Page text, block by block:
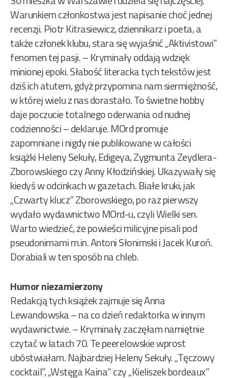
Warunkiem członkostwa jest napisanie choć jednej
recenzji. Piotr Kitrasiewicz, dziennikarz i poeta, a
także członek klubu, stara się wyjaśnić „Aktivistowi”
fenomen tej pasji. – Kryminały oddają wdzięk
minionej epoki. Słabość literacka tych tekstów jest
dziś ich atutem, gdyż przypomina nam siermiężność,
w której wielu z nas dorastało. To świetne hobby
daje poczucie totalnego oderwania od nudnej
codzienności – deklaruje. MOrd promuje
zapomniane i nigdy nie publikowane w całości
książki Heleny Sekuły, Edigeya, Zygmunta Zeydlera-
Zborowskiego czy Anny Kłodzińskiej. Ukazywały się
kiedyś w odcinkach w gazetach. Białe kruki, jak
„Czwarty klucz” Zborowskiego, po raz pierwszy
wydało wydawnictwo MOrd-u, czyli Wielki sen.
Warto wiedzieć, że powieści milicyjne pisali pod
pseudonimami m.in. Antoni Słonimski i Jacek Kuroń.
Dorabiali w ten sposób na chleb.
Humor niezamierzony
Redakcją tych książek zajmuje się Anna
Lewandowska – na co dzień redaktorka w innym
wydawnictwie. – Kryminały zaczęłam namiętnie
czytać w latach 70. Te peerelowskie wprost
ubóstwiałam. Najbardziej Heleny Sekuły. „Tęczowy
cocktail”, „Wstęga Kaina” czy „Kieliszek bordeaux”